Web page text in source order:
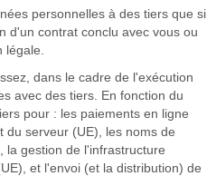
personnelles à des tiers que si
d'un contrat conclu avec vous ou
dans le cadre de l'exécution
avec des tiers. En fonction du
pour : les paiements en ligne
du serveur (UE), les noms de
la gestion de l'infrastructure
et l'envoi (et la distribution) de